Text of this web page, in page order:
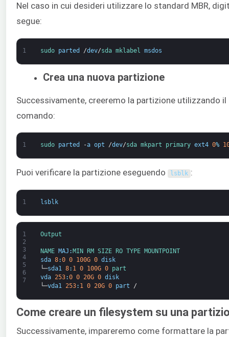
Nel caso in cui desideri utilizzare lo standard MBR,
segue:
1 sudo parted /dev/sda mklabel msdos
Crea una nuova partizione
Successivamente, creeremo la partizione utilizzando il
comando:
1 sudo parted -a opt /dev/sda mkpart primary ext4 0%
Puoi verificare la partizione eseguendo lsblk :
1 lsblk
1
2
3
4
5
6
7
Output
NAME MAJ : MIN RM SIZE RO TYPE MOUNTPOINT
sda 8:0 0 100G 0 disk
└─sda1 8: 1 0 100G 0
part
vda
253:0 0 20G 0 disk
└─vda1 253: 1 0 20G 0 part /
Come creare un filesystem su una
Successivamente, impareremo come formattare la